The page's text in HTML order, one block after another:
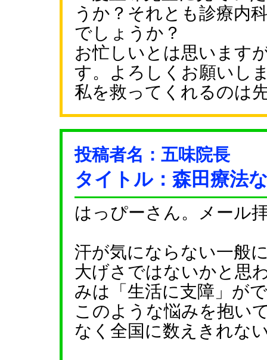
うか？それとも診療内
でしょうか？
お忙しいとは思います
す。よろしくお願いし
私を救ってくれるのは
投稿者名：五味院長
タイトル：森田療法
はっぴーさん。メール
汗が気にならない一般
大げさではないかと思
みは「生活に支障」が
このような悩みを抱い
なく全国に数えきれな